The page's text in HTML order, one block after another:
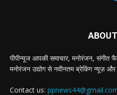
पीपीन्यूज आपकी समाचार, मनोरंजन,
मनोरंजन उद्योग से नवीनतम ब्रेकिंग न्यूज़ और
Contact us: